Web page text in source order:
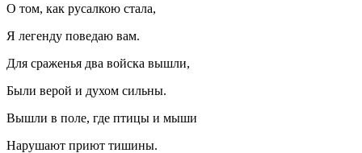
О том, как русалкою стала,
Я легенду поведаю вам.
Для сраженья два войска вышли,
Были верой и духом сильны.
Вышли в поле, где птицы и мыши
Нарушают приют тишины.